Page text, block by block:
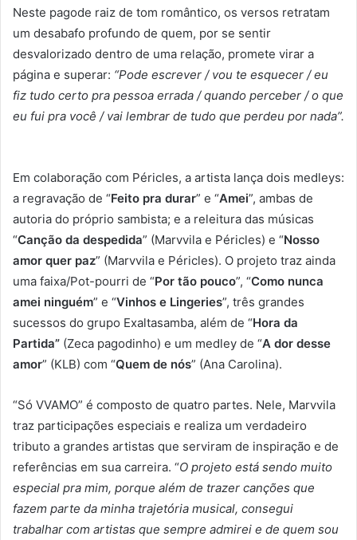
Neste pagode raiz de tom romântico, os versos retratam
um desabafo profundo de quem, por se sentir
desvalorizado dentro de uma relação, promete virar a
página e superar: “Pode escrever / vou te esquecer / eu
fiz tudo certo pra pessoa errada / quando perceber / o que
eu fui pra você / vai lembrar de tudo que perdeu por nada”.
Em colaboração com Péricles, a artista lança dois medleys:
a regravação de “Feito pra durar” e “Amei”, ambas de
autoria do próprio sambista; e a releitura das músicas
“Canção da despedida” (Marvvila e Péricles) e “Nosso
amor quer paz” (Marvvila e Péricles). O projeto traz ainda
uma faixa/Pot-pourri de “Por tão pouco”, “Como nunca
amei ninguém” e “Vinhos e Lingeries”, três grandes
sucessos do grupo Exaltasamba, além de “Hora da
Partida” (Zeca pagodinho) e um medley de “A dor desse
amor” (KLB) com “Quem de nós” (Ana Carolina).
“Só VVAMO” é composto de quatro partes. Nele, Marvvila
traz participações especiais e realiza um verdadeiro
tributo a grandes artistas que serviram de inspiração e de
referências em sua carreira. “O projeto está sendo muito
especial pra mim, porque além de trazer canções que
fazem parte da minha trajetória musical, consegui
trabalhar com artistas que sempre admirei e de quem sou